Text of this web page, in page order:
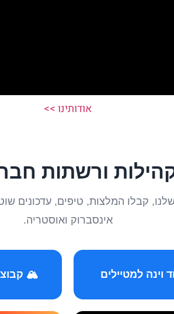
אודותינו >>
ורשתות
קבלו המלצות, טיפים, עדכונים
אינסברוק ואוסטריה.
🏔️